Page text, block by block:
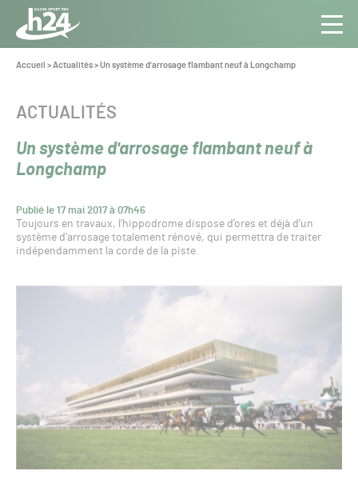
Panneau de gestion des cookies
Aller au contenu
Toute
l’info
Pro
Vous
Accueil >Actualités>Un système d'arrosage flambant neuf à Longchamp
Un système d'arrosage flambant neuf à
Longchamp
Publié le 17 mai 2017 à 07h46
CATÉGORIE :
ACTUALITÉS
Toujours en travaux, l’hippodrome dispose d’ores et déjà d’un
système d’arrosage totalement rénové, qui permettra de traiter
indépendamment la corde de la piste.